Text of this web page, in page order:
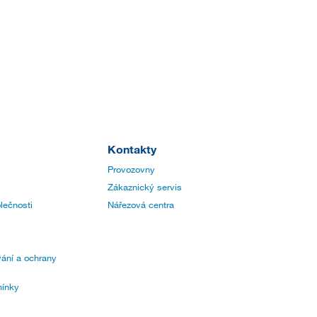
a ochrany
Kontakty
Provozovny
Zákaznický servis
Nářezová centra